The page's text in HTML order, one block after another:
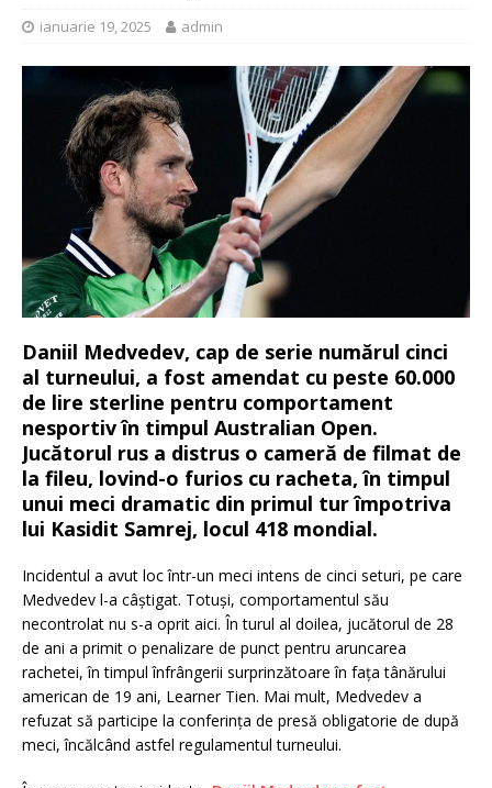
ianuarie 19, 2025 admin
Daniil Medvedev, cap de serie numărul cinci
al turneului, a fost amendat cu peste 60.000
de lire sterline pentru comportament
nesportiv în timpul Australian Open.
Jucătorul rus a distrus o cameră de filmat de
la fileu, lovind-o furios cu racheta, în timpul
unui meci dramatic din primul tur împotriva
lui Kasidit Samrej, locul 418 mondial.
Incidentul a avut loc într-un meci intens de cinci seturi, pe care
Medvedev l-a câștigat. Totuși, comportamentul său
necontrolat nu s-a oprit aici. În turul al doilea, jucătorul de 28
de ani a primit o penalizare de punct pentru aruncarea
rachetei, în timpul înfrângerii surprinzătoare în fața tânărului
american de 19 ani, Learner Tien. Mai mult, Medvedev a
refuzat să participe la conferința de presă obligatorie de după
meci, încălcând astfel regulamentul turneului.